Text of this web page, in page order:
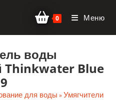
0 Меню
воды
Thinkwater Blue
9
для воды »Умягчители